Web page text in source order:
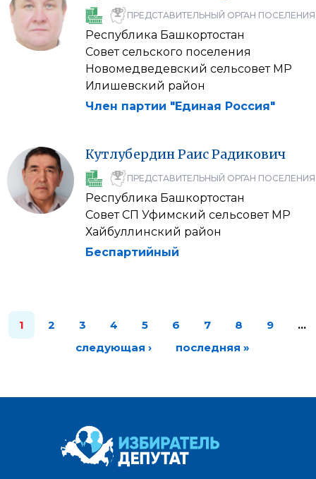
ПРЕДСТАВИТЕЛЬНЫЙ ОРГАН ПОСЕЛЕНИЯ
Республика Башкортостан
Совет сельского поселения
Новомедведевский сельсовет МР
Илишевский район
Член партии "Единая Россия"
КутлубердинРаисРадикович
ПРЕДСТАВИТЕЛЬНЫЙ ОРГАН ПОСЕЛЕНИЯ
Республика Башкортостан
Совет СП Уфимский сельсовет МР
Хайбуллинский район
Беспартийный
1 2 3 4 5 6 7 8 9
…
следующая ›
последняя »